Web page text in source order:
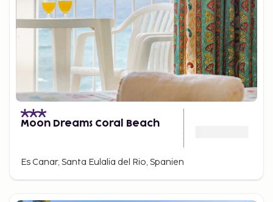
Moon Dreams Coral Beach
Es Canar, Santa Eulalia del Rio, Spanien